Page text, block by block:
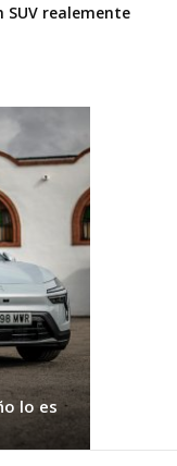
SUV realemente
lo es